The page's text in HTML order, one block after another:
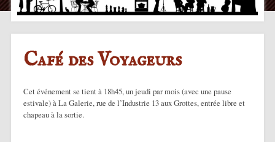
Café des Voyageurs
Cet événement se tient à 18h45, un jeudi par mois (avec une pause
estivale) à La Galerie, rue de l’Industrie 13 aux Grottes, entrée libre et
chapeau à la sortie.